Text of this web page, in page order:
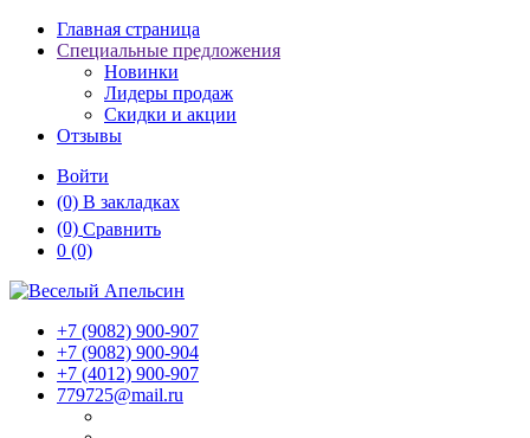
Главная страница
Специальные предложения
Новинки
Лидеры продаж
Скидки и акции
Отзывы
Войти
(0) В закладках
(0) Сравнить
0 (0)
+7 (9082) 900-907
+7 (9082) 900-904
+7 (4012) 900-907
779725@mail.ru